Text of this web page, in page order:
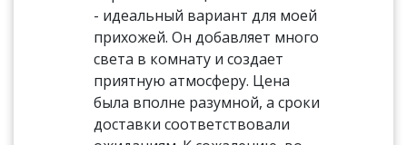
- идеальный вариант для моей
прихожей. Он добавляет много
света в комнату и создает
приятную атмосферу. Цена
была вполне разумной, а сроки
доставки соответствовали